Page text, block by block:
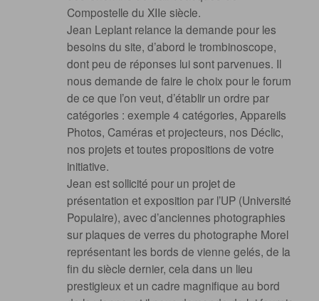
Compostelle du XIIe siècle.
Jean Leplant relance la demande pour les
besoins du site, d’abord le trombinoscope,
dont peu de réponses lui sont parvenues. Il
nous demande de faire le choix pour le forum
de ce que l’on veut, d’établir un ordre par
catégories : exemple 4 catégories, Appareils
Photos, Caméras et projecteurs, nos Déclic,
nos projets et toutes propositions de votre
initiative.
Jean est sollicité pour un projet de
présentation et exposition par l’UP (Université
Populaire), avec d’anciennes photographies
sur plaques de verres du photographe Morel
représentant les bords de vienne gelés, de la
fin du siècle dernier, cela dans un lieu
prestigieux et un cadre magnifique au bord